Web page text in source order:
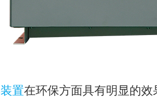
置在环保方面具有明显的